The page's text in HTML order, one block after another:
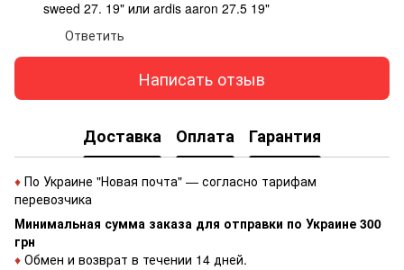
sweed 27. 19" или ardis aaron 27.5 19"
Ответить
Написать отзыв
Доставка Оплата Гарантия
♦ По Украине "Новая почта" — согласно тарифам
перевозчика
Минимальная сумма заказа для отправки по Украине 300
грн
♦ Обмен и возврат в течении 14 дней.